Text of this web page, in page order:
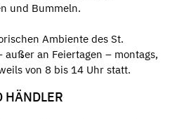
und Bummeln.
Ambiente des St.
an Feiertagen – montags,
von 8 bis 14 Uhr statt.
HÄNDLER